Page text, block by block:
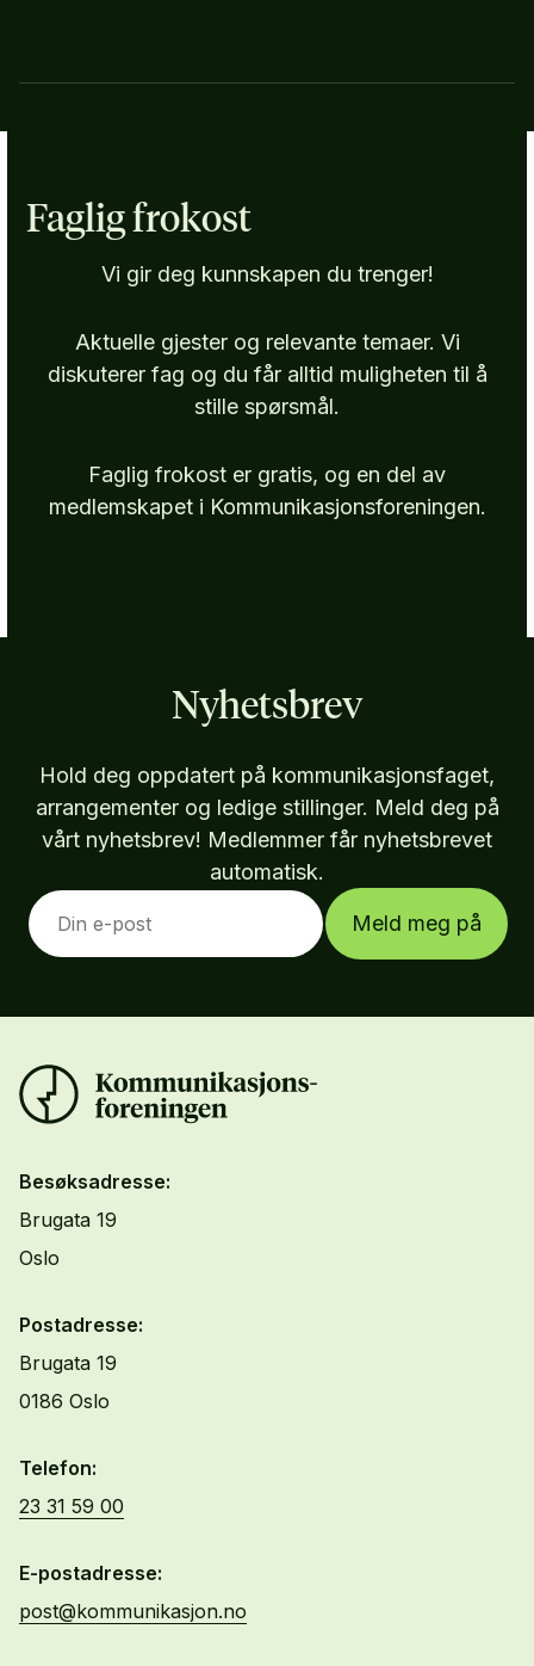
Faglig frokost
Vi gir deg kunnskapen du trenger!
Aktuelle gjester og relevante temaer. Vi
diskuterer fag og du får alltid muligheten til å
stille spørsmål.
Faglig frokost er gratis, og en del av
medlemskapet i Kommunikasjonsforeningen.
Nyhetsbrev
Hold deg oppdatert på kommunikasjonsfaget,
arrangementer og ledige stillinger. Meld deg på
vårt nyhetsbrev! Medlemmer får nyhetsbrevet
automatisk.
Meld meg på
Besøksadresse:
Brugata 19
Oslo
Postadresse:
Brugata 19
0186 Oslo
Telefon:
23 31 59 00
E-postadresse:
post@kommunikasjon.no